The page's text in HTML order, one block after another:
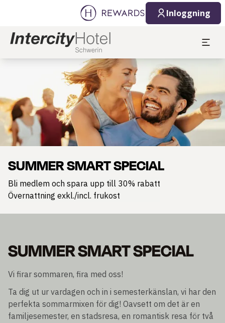
Inloggning
SUMMER SMART SPECIAL
Bli medlem och spara upp till 30% rabatt
Övernattning exkl./incl. frukost
SUMMER SMART SPECIAL
Vi firar sommaren, fira med oss!
Ta dig ut ur vardagen och in i semesterkänslan, vi har den
perfekta sommarmixen för dig! Oavsett om det är en
familjesemester, en stadsresa, en romantisk resa för två